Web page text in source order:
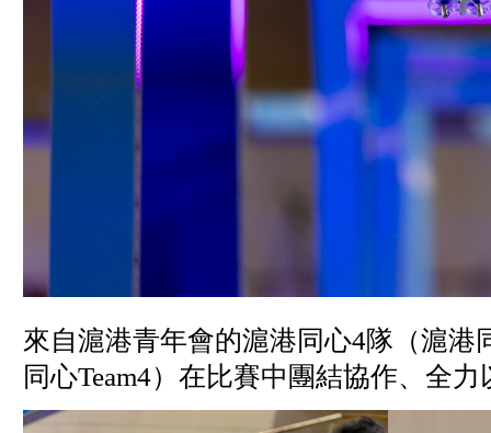
來自滬港青年會的滬港同心4隊（滬港
同心Team4）在比賽中團結協作、全